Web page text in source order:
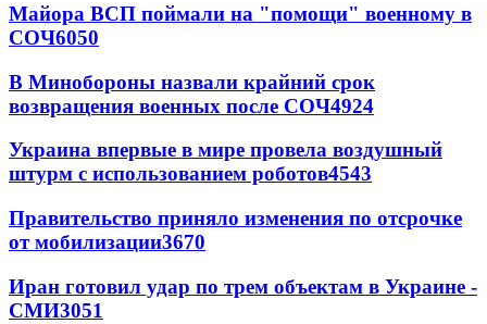
Майора ВСП поймали на "помощи" военному в
СОЧ6050
В Минобороны назвали крайний срок
возвращения военных после СОЧ4924
Украина впервые в мире провела воздушный
штурм с использованием роботов4543
Правительство приняло изменения по отсрочке
от мобилизации3670
Иран готовил удар по трем объектам в Украине -
СМИ3051